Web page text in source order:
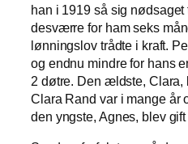
han i 1919 så sig
desværre for ham seks
lønningslov trådte i kraft.
og endnu mindre for hans
2 døtre. Den ældste, Clara,
Clara Rand var i mange år
den yngste, Agnes, blev